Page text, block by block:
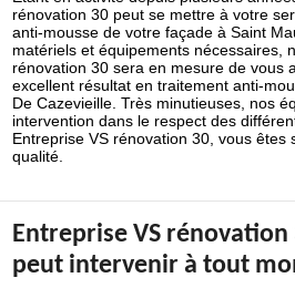
rénovation 30 peut se mettre à votre
anti-mousse de votre façade à Saint
matériels et équipements nécessaires,
rénovation 30 sera en mesure de vous
excellent résultat en traitement anti-
De Cazevieille. Très minutieuses, nos
intervention dans le respect des
Entreprise VS rénovation 30, vous
qualité.
Entreprise VS
peut intervenir à tout